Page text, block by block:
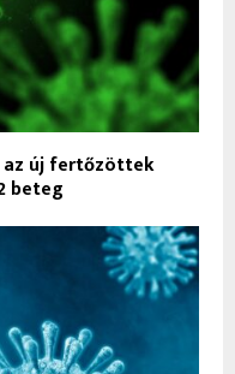
az új fertőzöttek
beteg